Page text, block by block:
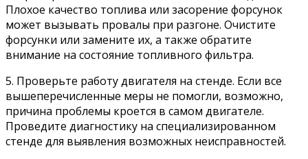
Плохое качество топлива или засорение форсунок
может вызывать провалы при разгоне. Очистите
форсунки или замените их, а также обратите
внимание на состояние топливного фильтра.
5. Проверьте работу двигателя на стенде. Если все
вышеперечисленные меры не помогли, возможно,
причина проблемы кроется в самом двигателе.
Проведите диагностику на специализированном
стенде для выявления возможных неисправностей.